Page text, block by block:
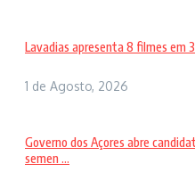
Lavadias apresenta 8 filmes em
1 de Agosto, 2026
Governo dos Açores abre
semen ...